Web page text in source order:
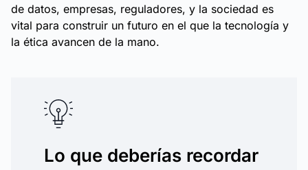
de datos, empresas, reguladores, y la sociedad es
vital para construir un futuro en el que la tecnología y
la ética avancen de la mano.
Lo que deberías recordar